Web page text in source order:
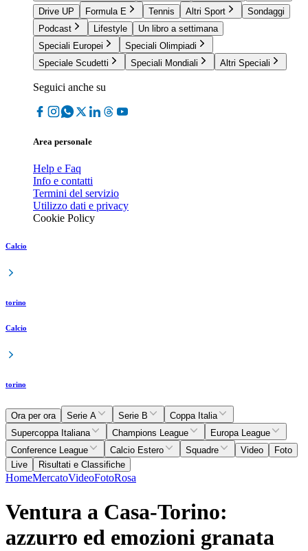
Drive UP
Formula E Tennis Altri Sport
Sondaggi
Podcast
Lifestyle
Un libro a settimana
Speciali Europei
Speciali Olimpiadi
Speciale Scudetti
Speciali Mondiali Altri Speciali
Seguici anche su
Area personale
Help e Faq
Info e contatti
Termini del servizio
Utilizzo dati e privacy
Cookie Policy
Calcio
torino
Calcio
torino
Ora per ora Serie A Serie B
Coppa Italia
Supercoppa Italiana
Champions League
Europa League
Conference League
Calcio Estero Squadre Video
Foto
Live
Risultati e Classifiche
HomeMercatoVideoFotoRosa
Ventura a Casa-Torino:
azzurro ed emozioni granata